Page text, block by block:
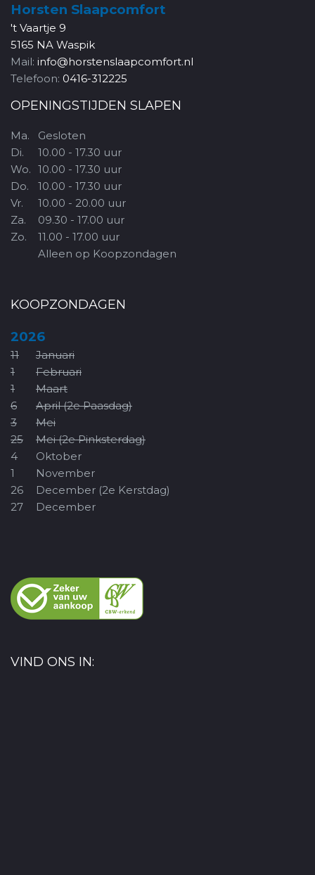
Horsten Slaapcomfort
't Vaartje 9
5165 NA Waspik
Mail: info@horstenslaapcomfort.nl
Telefoon: 0416-312225
OPENINGSTIJDEN SLAPEN
Ma.
Di.
Wo.
Do.
Vr.
Za.
Zo.
Gesloten
10.00 - 17.30 uur
10.00 - 17.30 uur
10.00 - 17.30 uur
10.00 - 20.00 uur
09.30 - 17.00 uur
11.00 - 17.00 uur
Alleen op Koopzondagen
KOOPZONDAGEN
2026
11
Januari
1
Februari
1
Maart
6
April (2e Paasdag)
3
Mei
25
Mei (2e Pinksterdag)
4
Oktober
1
November
26
December (2e Kerstdag)
27
December
VIND ONS IN: